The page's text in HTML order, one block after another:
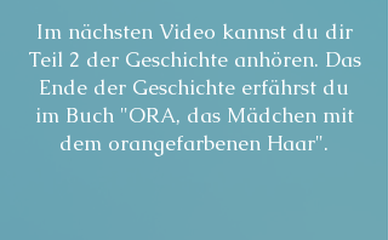
Im nächsten Video kannst du dir
Teil 2 der Geschichte anhören. Das
Ende der Geschichte erfährst du
im Buch "ORA, das Mädchen mit
dem orangefarbenen Haar".